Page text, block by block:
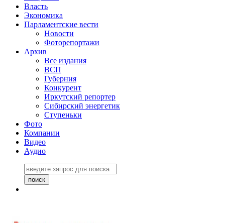
Власть
Экономика
Парламентские вести
Новости
Фоторепортажи
Архив
Все издания
ВСП
Губерния
Конкурент
Иркутский репортер
Сибирский энергетик
Ступеньки
Фото
Компании
Видео
Аудио